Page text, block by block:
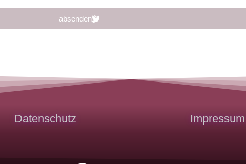
absenden
Datenschutz Impressum